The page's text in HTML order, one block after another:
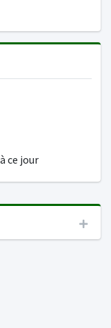
ce jour